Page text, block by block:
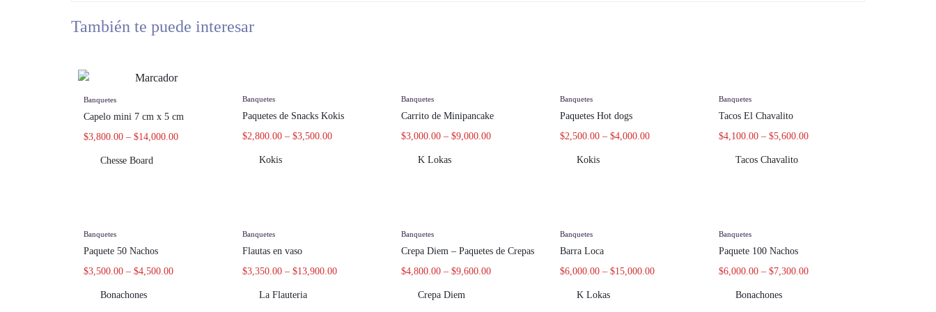
También te puede interesar
Banquetes
Capelo mini 7 cm x 5 cm
$3,800.00 – $14,000.00
Chesse Board
Banquetes
Paquetes de Snacks Kokis
$2,800.00 – $3,500.00
Kokis
Banquetes
Carrito de Minipancake
$3,000.00 – $9,000.00
K Lokas
Banquetes
Paquetes Hot dogs
$2,500.00 – $4,000.00
Kokis
Banquetes
Tacos El Chavalito
$4,100.00 – $5,600.00
Tacos Chavalito
Banquetes
Paquete 50 Nachos
$3,500.00 – $4,500.00
Bonachones
Banquetes
Flautas en vaso
$3,350.00 – $13,900.00
La Flauteria
Banquetes
Crepa Diem – Paquetes de Crepas
$4,800.00 – $9,600.00
Crepa Diem
Banquetes
Barra Loca
$6,000.00 – $15,000.00
K Lokas
Banquetes
Paquete 100 Nachos
$6,000.00 – $7,300.00
Bonachones